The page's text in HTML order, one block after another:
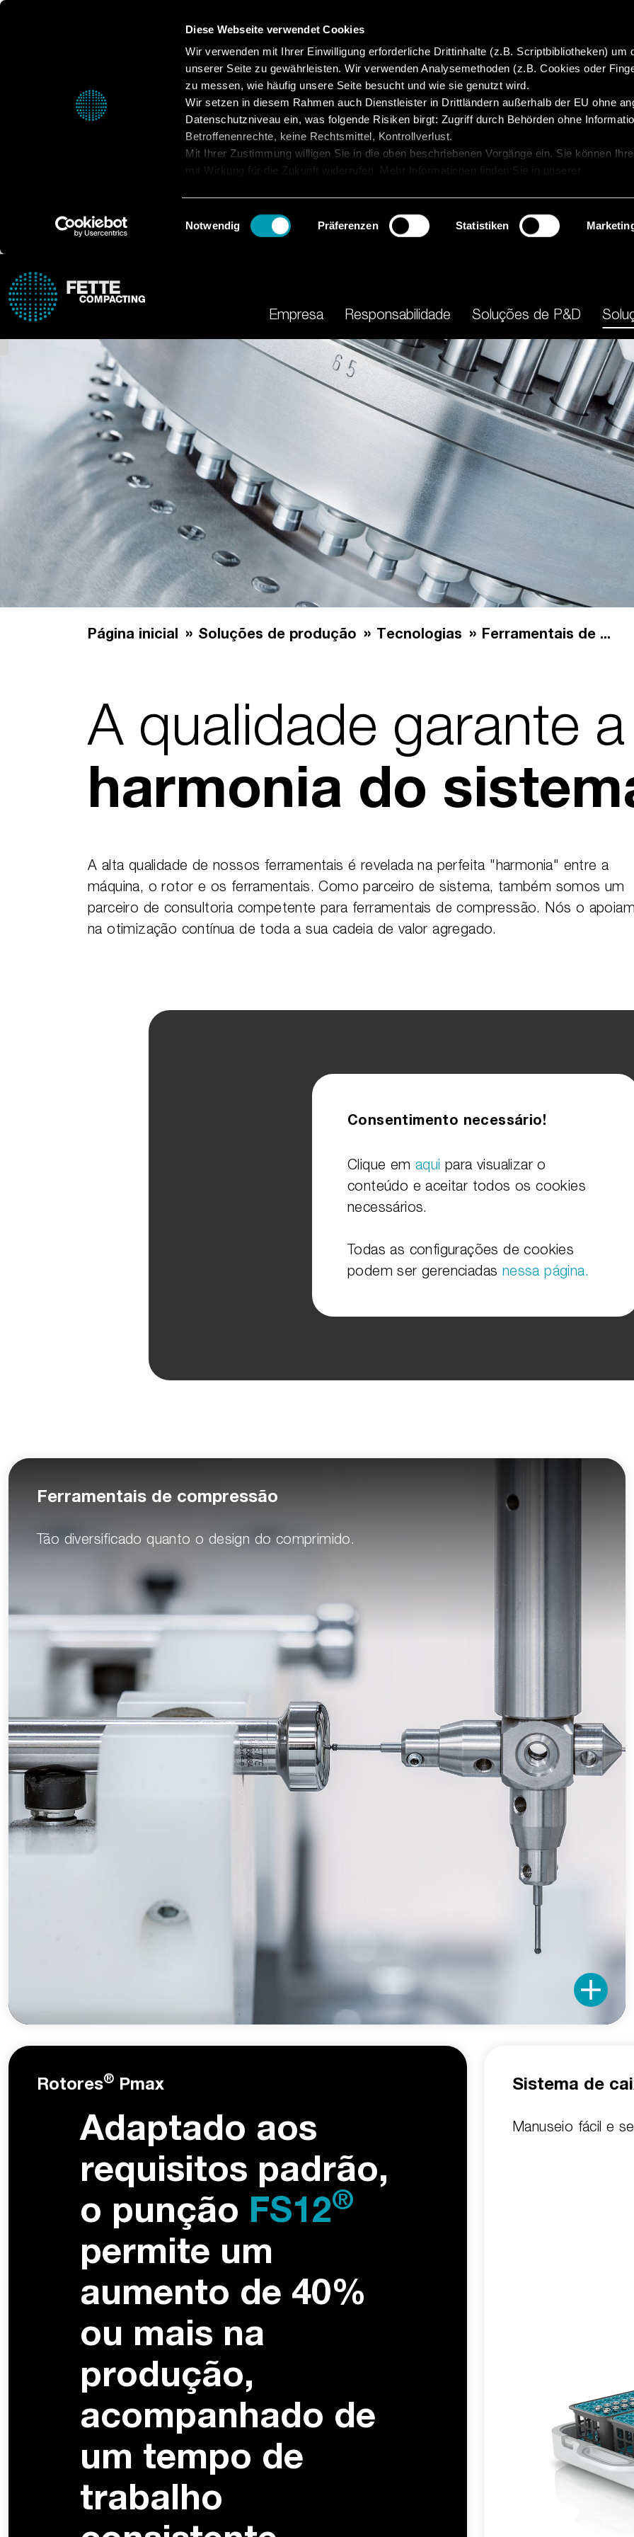
Diese Webseite verwendet Cookies
Wir verwenden mit Ihrer Einwilligung erforderliche Drittinhalte (z.B. Scriptbibliotheken) um
unserer Seite zu gewährleisten. Wir verwenden Analysemethoden (z.B. Cookies oder
zu messen, wie häufig unsere Seite besucht und wie sie genutzt wird.
Wir setzen in diesem Rahmen auch Dienstleister in Drittländern außerhalb der EU ohne
Datenschutzniveau ein, was folgende Risiken birgt: Zugriff durch Behörden ohne
Betroffenenrechte, keine Rechtsmittel, Kontrollverlust.
Mit Ihrer Zustimmung willigen Sie in die oben beschriebenen Vorgänge ein. Sie können
mit Wirkung für die Zukunft widerrufen. Mehr Informationen finden Sie in unserer
Einwilligungsauswahl
Notwendig Präferenzen Statistiken
Empresa Responsabilidade Soluções de P&D
Página inicial Soluções de produção Tecnologias Ferramentais de ...
A qualidade garante a
harmonia do
A alta qualidade de nossos ferramentais é revelada na perfeita "harmonia" entre a
máquina, o rotor e os ferramentais. Como parceiro de sistema, também somos um
parceiro de consultoria competente para ferramentais de compressão. Nós o
na otimização contínua de toda a sua cadeia de valor agregado.
Consentimento necessário!
Clique emaqui para visualizar o
conteúdo e aceitar todos os cookies
necessários.
Todas as configurações de cookies
podem ser gerenciadas nessa página.
Ferramentais de compressão
Tão diversificado quanto o design do comprimido.
Rotores® Pmax
Adaptado aos
requisitos padrão,
o punção FS12®
permite um
aumento de 40%
ou mais na
produção,
acompanhado de
um tempo de
trabalho
Sistema de
Manuseio fácil e